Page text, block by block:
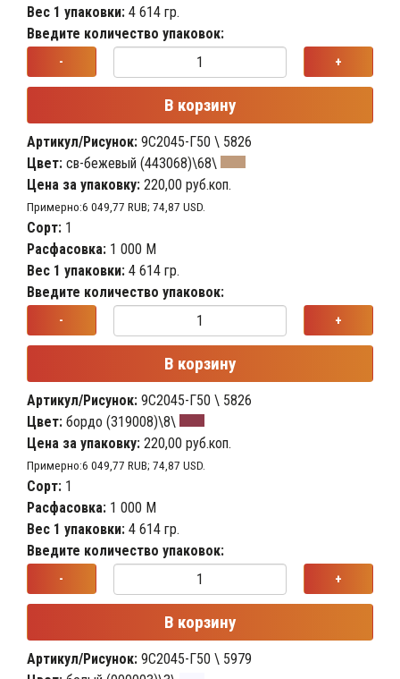
Вес 1 упаковки: 4 614 гр.
Введите количество упаковок:
- +
В корзину
Артикул/Рисунок: 9С2045-Г50 \ 5826
Цвет: св-бежевый (443068)\68\
Цена за упаковку: 220,00 руб.коп.
Примерно:6 049,77 RUB; 74,87 USD.
Сорт: 1
Расфасовка: 1 000 М
Вес 1 упаковки: 4 614 гр.
Введите количество упаковок:
- +
В корзину
Артикул/Рисунок: 9С2045-Г50 \ 5826
Цвет: бордо (319008)\8\
Цена за упаковку: 220,00 руб.коп.
Примерно:6 049,77 RUB; 74,87 USD.
Сорт: 1
Расфасовка: 1 000 М
Вес 1 упаковки: 4 614 гр.
Введите количество упаковок:
- +
В корзину
Артикул/Рисунок: 9С2045-Г50 \ 5979